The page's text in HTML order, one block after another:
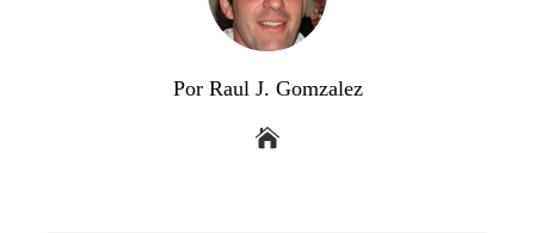
Por Raul J. Gomzalez